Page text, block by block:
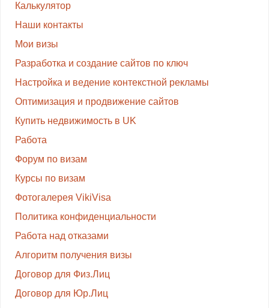
Калькулятор
Наши контакты
Мои визы
Разработка и создание сайтов по ключ
Настройка и ведение контекстной рекламы
Оптимизация и продвижение сайтов
Купить недвижимость в UK
Работа
Форум по визам
Курсы по визам
Фотогалерея VikiVisa
Политика конфиденциальности
Работа над отказами
Алгоритм получения визы
Договор для Физ.Лиц
Договор для Юр.Лиц